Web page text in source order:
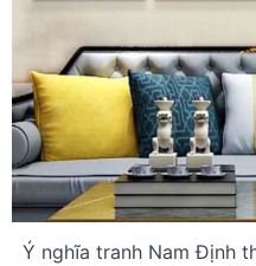
Ý nghĩa tranh Nam Định